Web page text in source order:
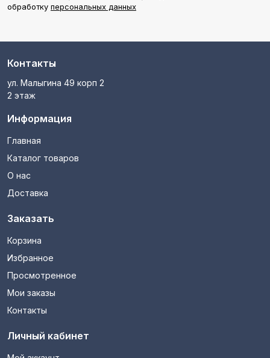
обработку персональных данных
Контакты
ул. Малыгина 49 корп 2
2 этаж
Информация
Главная
Каталог товаров
О нас
Доставка
Заказать
Корзина
Избранное
Просмотренное
Мои заказы
Контакты
Личный кабинет